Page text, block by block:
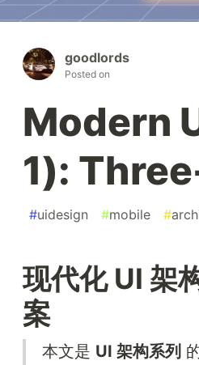
goodlords
Posted on
Modern
1):
#uidesign #mobile #
现代化 UI 架
案
本文是 UI 架构系列